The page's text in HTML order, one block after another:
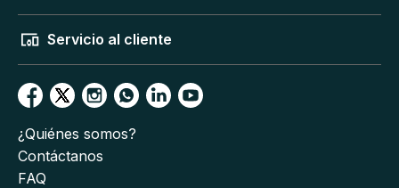
Servicio al cliente
¿Quiénes somos?
Contáctanos
FAQ